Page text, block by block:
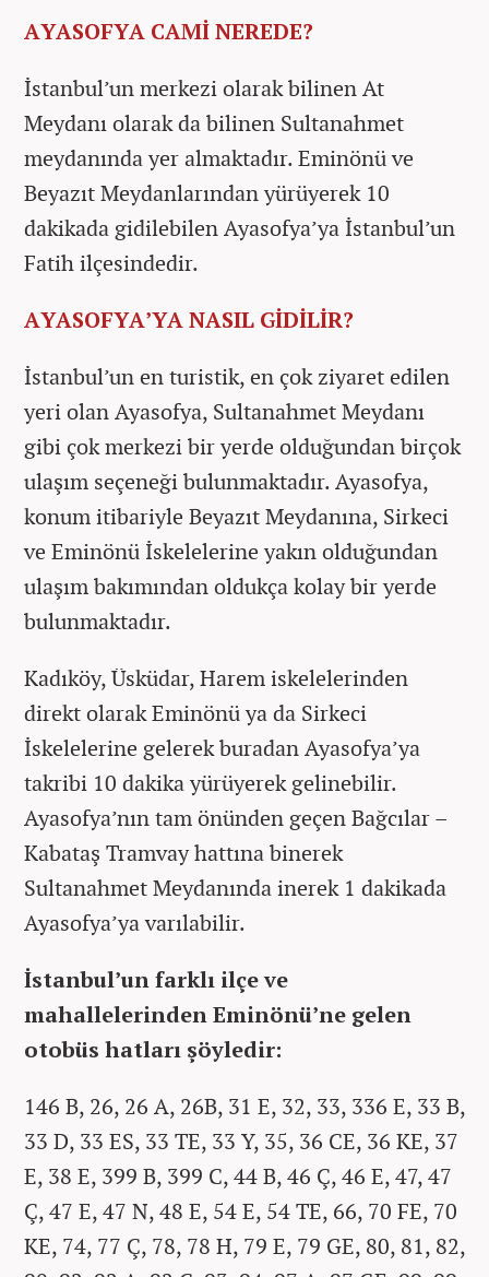
AYASOFYA CAMİ NEREDE?
İstanbul’un merkezi olarak bilinen At
Meydanı olarak da bilinen Sultanahmet
meydanında yer almaktadır. Eminönü ve
Beyazıt Meydanlarından yürüyerek 10
dakikada gidilebilen Ayasofya’ya İstanbul’un
Fatih ilçesindedir.
AYASOFYA’YA NASIL GİDİLİR?
İstanbul’un en turistik, en çok ziyaret edilen
yeri olan Ayasofya, Sultanahmet Meydanı
gibi çok merkezi bir yerde olduğundan birçok
ulaşım seçeneği bulunmaktadır. Ayasofya,
konum itibariyle Beyazıt Meydanına, Sirkeci
ve Eminönü İskelelerine yakın olduğundan
ulaşım bakımından oldukça kolay bir yerde
bulunmaktadır.
Kadıköy, Üsküdar, Harem iskelelerinden
direkt olarak Eminönü ya da Sirkeci
İskelelerine gelerek buradan Ayasofya’ya
takribi 10 dakika yürüyerek gelinebilir.
Ayasofya’nın tam önünden geçen Bağcılar –
Kabataş Tramvay hattına binerek
Sultanahmet Meydanında inerek 1 dakikada
Ayasofya’ya varılabilir.
İstanbul’un farklı ilçe ve
mahallelerinden Eminönü’ne gelen
otobüs hatları şöyledir:
146 B, 26, 26 A, 26B, 31 E, 32, 33, 336 E, 33 B,
33 D, 33 ES, 33 TE, 33 Y, 35, 36 CE, 36 KE, 37
E, 38 E, 399 B, 399 C, 44 B, 46 Ç, 46 E, 47, 47
Ç, 47 E, 47 N, 48 E, 54 E, 54 TE, 66, 70 FE, 70
KE, 74, 77 Ç, 78, 78 H, 79 E, 79 GE, 80, 81, 82,